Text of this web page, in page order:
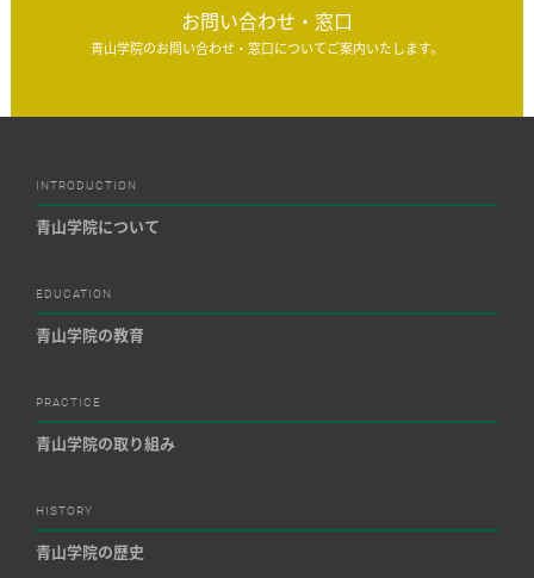
お問い合わせ・窓口
青山学院のお問い合わせ・窓口についてご案内いたします。
INTRODUCTION
青山学院について
EDUCATION
青山学院の教育
PRACTICE
青山学院の取り組み
HISTORY
青山学院の歴史